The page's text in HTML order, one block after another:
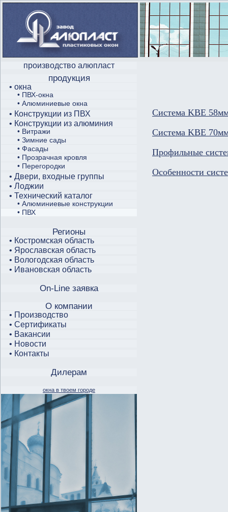
Система KBE
Система KBE
Профильные
Особенности
производство алюпласт
продукция
• окна
• ПВХ-окна
• Алюминиевые окна
• Конструкции из ПВХ
• Конструкции из алюминия
• Витражи
• Зимние сады
• Фасады
• Прозрачная кровля
• Перегородки
• Двери, входные группы
• Лоджии
• Технический каталог
• Алюминиевые конструкции
• ПВХ
Регионы
• Костромская область
• Ярославская область
• Вологодская область
• Ивановская область
On-Line заявка
О компании
• Производство
• Сертификаты
• Вакансии
• Новости
• Контакты
Дилерам
окна в твоем городе